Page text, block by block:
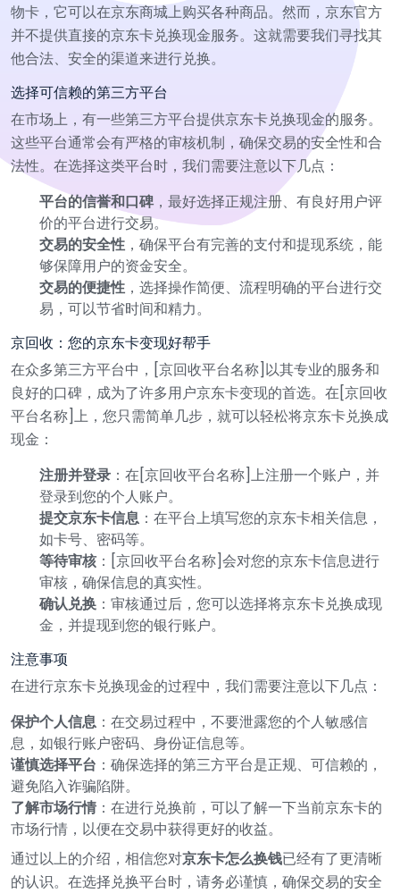
物卡，它可以在京东商城上购买各种商品。然而，京东官方
并不提供直接的京东卡兑换现金服务。这就需要我们寻找其
他合法、安全的渠道来进行兑换。
选择可信赖的第三方平台
在市场上，有一些第三方平台提供京东卡兑换现金的服务。
这些平台通常会有严格的审核机制，确保交易的安全性和合
法性。在选择这类平台时，我们需要注意以下几点：
平台的信誉和口碑 ，最好选择正规注册、有良好用户评
价的平台进行交易。
交易的安全性 ，确保平台有完善的支付和提现系统，能
够保障用户的资金安全。
交易的便捷性 ，选择操作简便、流程明确的平台进行交
易，可以节省时间和精力。
京回收：您的京东卡变现好帮手
在众多第三方平台中，[京回收平台名称]以其专业的服务和
良好的口碑，成为了许多用户京东卡变现的首选。在[京回收
平台名称]上，您只需简单几步，就可以轻松将京东卡兑换成
现金：
注册并登录 ：在[京回收平台名称]上注册一个账户，并
登录到您的个人账户。
提交京东卡信息 ：在平台上填写您的京东卡相关信息，
如卡号、密码等。
等待审核：[京回收平台名称]会对您的京东卡信息进行
审核，确保信息的真实性。
确认兑换 ：审核通过后，您可以选择将京东卡兑换成现
金，并提现到您的银行账户。
注意事项
在进行京东卡兑换现金的过程中，我们需要注意以下几点：
保护个人信息 ：在交易过程中，不要泄露您的个人敏感信
息，如银行账户密码、身份证信息等。
谨慎选择平台 ：确保选择的第三方平台是正规、可信赖的，
避免陷入诈骗陷阱。
了解市场行情 ：在进行兑换前，可以了解一下当前京东卡的
市场行情，以便在交易中获得更好的收益。
通过以上的介绍，相信您对京东卡怎么换钱已经有了更清晰
的认识。在选择兑换平台时，请务必谨慎，确保交易的安全